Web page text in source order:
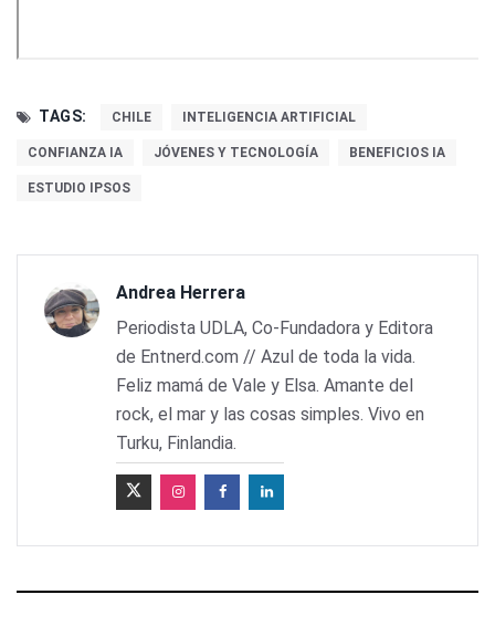
TAGS: CHILE INTELIGENCIA ARTIFICIAL
CONFIANZA IA JÓVENES Y TECNOLOGÍA BENEFICIOS IA
ESTUDIO IPSOS
Andrea Herrera
Periodista UDLA, Co-Fundadora y Editora
de Entnerd.com // Azul de toda la vida.
Feliz mamá de Vale y Elsa. Amante del
rock, el mar y las cosas simples. Vivo en
Turku, Finlandia.